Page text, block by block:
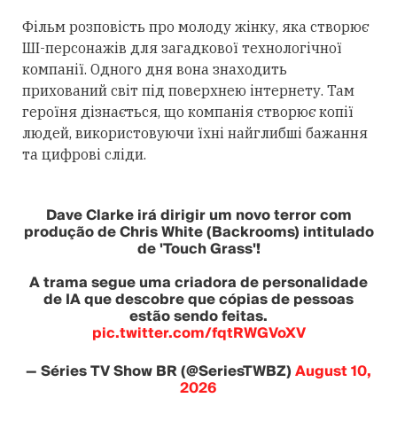
Фільм розповість про молоду жінку, яка створює
ШІ-персонажів для загадкової технологічної
компанії. Одного дня вона знаходить
прихований світ під поверхнею інтернету. Там
героїня дізнається, що компанія створює копії
людей, використовуючи їхні найглибші бажання
та цифрові сліди.
Dave Clarke irá dirigir um novo terror com
produção de Chris White (Backrooms) intitulado
de 'Touch Grass'!
A trama segue uma criadora de personalidade
de IA que descobre que cópias de pessoas
estão sendo feitas.
pic.twitter.com/fqtRWGVoXV
— Séries TV Show BR (@SeriesTWBZ)August 10,
2026